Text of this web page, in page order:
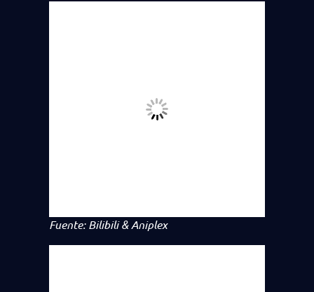
Fuente: Bilibili & Aniplex